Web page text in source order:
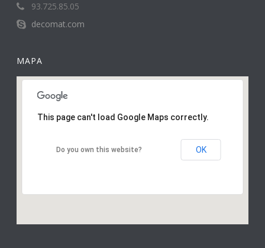
93.725.85.05
decomat.com
MAPA
This page can't load Google Maps correctly.
Do you own this website? OK